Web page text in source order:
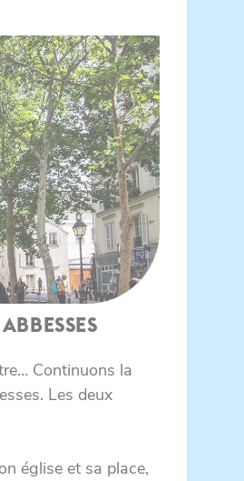
Continuons la
Les deux
église et sa place,